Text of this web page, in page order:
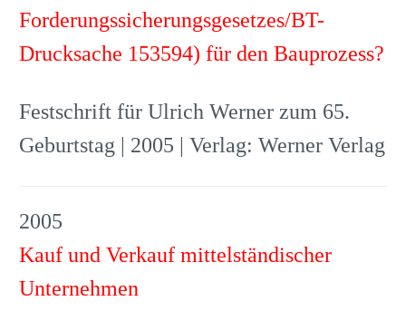
Forderungssicherungsgesetzes/BT-
Drucksache 153594) für den Bauprozess?
Festschrift für Ulrich Werner zum 65.
Geburtstag | 2005 | Verlag: Werner Verlag
2005
Kauf und Verkauf mittelständischer
Unternehmen